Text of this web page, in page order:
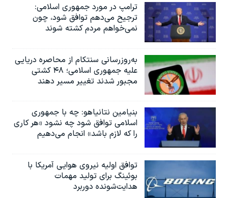
ترامپ در مورد جمهوری اسلامی:
ترجیح می‌دهم توافق شود، چون
نمی‌خواهم مردم کشته شوند
به‌روزرسانی سنتکام از محاصره دریایی
علیه جمهوری اسلامی؛ ۴۸ کشتی
مجبور شدند تغییر مسیر دهند
بنیامین نتانیاهو: چه با جمهوری
اسلامی توافق شود چه نشود «هر کاری
را که لازم باشد» انجام می‌دهیم
توافق اولیه نیروی هوایی آمریکا با
بوئينگ برای تولید مهمات
هدایت‌شونده دوربرد